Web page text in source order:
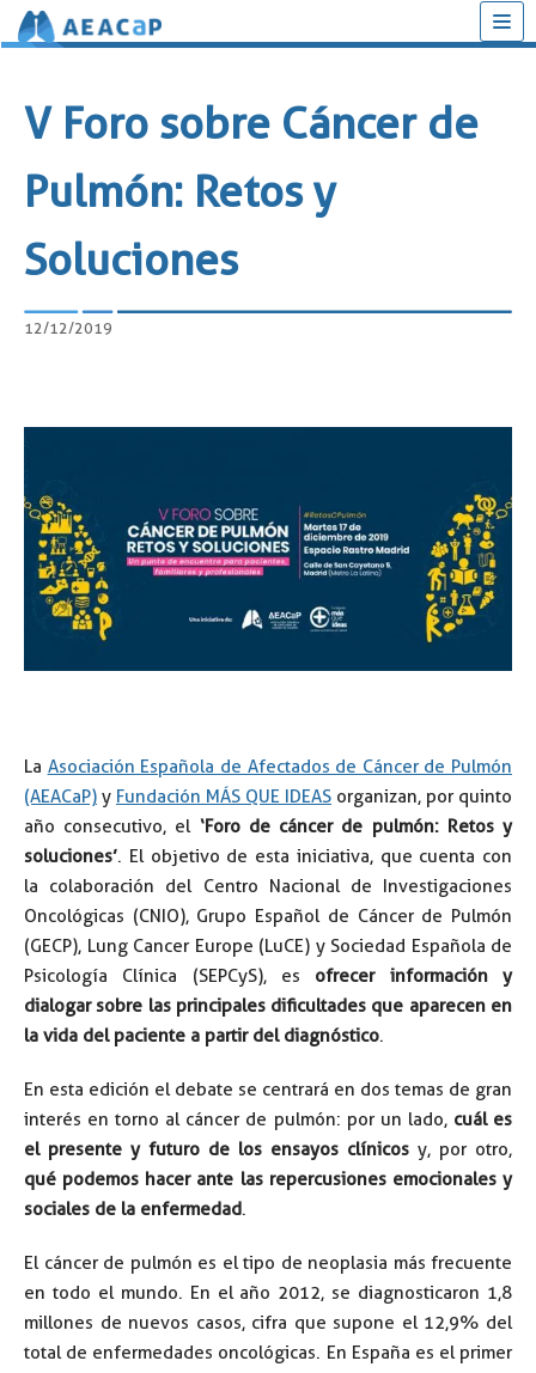
contenido
V Foro sobre Cáncer de
Pulmón: Retos y
Soluciones
12/12/2019
La Asociación Española de Afectados de Cáncer de Pulmón
(AEACaP) y Fundación MÁS QUE IDEAS organizan, por quinto
año consecutivo, el ‘Foro de cáncer de pulmón: Retos y
soluciones’. El objetivo de esta iniciativa, que cuenta con
la colaboración del Centro Nacional de Investigaciones
Oncológicas (CNIO), Grupo Español de Cáncer de Pulmón
(GECP), Lung Cancer Europe (LuCE) y Sociedad Española de
Psicología Clínica (SEPCyS), es ofrecer información y
dialogar sobre las principales dificultades que aparecen en
la vida del paciente a partir del diagnóstico.
En esta edición el debate se centrará en dos temas de gran
interés en torno al cáncer de pulmón: por un lado, cuál es
el presente y futuro de los ensayos clínicos y, por otro,
qué podemos hacer ante las repercusiones emocionales y
sociales de la enfermedad.
El cáncer de pulmón es el tipo de neoplasia más frecuente
en todo el mundo. En el año 2012, se diagnosticaron 1,8
millones de nuevos casos, cifra que supone el 12,9% del
total de enfermedades oncológicas. En España es el primer